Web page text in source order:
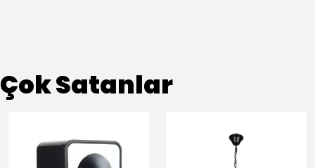
Çok Satanlar